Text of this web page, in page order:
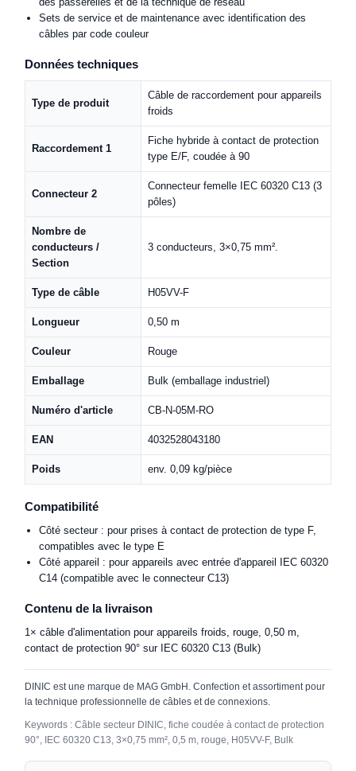
Sets de service et de maintenance avec identification des
câbles par code couleur
Données techniques
Type de produit
Câble de raccordement pour appareils
froids
Raccordement 1
Fiche hybride à contact de protection
type E/F, coudée à 90
Connecteur 2
Connecteur femelle IEC 60320 C13 (3
pôles)
Nombre de
conducteurs /
Section
3 conducteurs, 3×0,75 mm².
Type de câble H05VV-F
Longueur 0,50 m
Couleur Rouge
Emballage Bulk (emballage industriel)
Numéro d'article CB-N-05M-RO
EAN 4032528043180
Poids env. 0,09 kg/pièce
Compatibilité
Côté secteur : pour prises à contact de protection de type F,
compatibles avec le type E
Côté appareil : pour appareils avec entrée d'appareil IEC 60320
C14 (compatible avec le connecteur C13)
Contenu de la livraison
1× câble d'alimentation pour appareils froids, rouge, 0,50 m,
contact de protection 90° sur IEC 60320 C13 (Bulk)
DINIC est une marque de MAG GmbH. Confection et assortiment pour
la technique professionnelle de câbles et de connexions.
Keywords : Câble secteur DINIC, fiche coudée à contact de protection
90°, IEC 60320 C13, 3×0,75 mm², 0,5 m, rouge, H05VV-F, Bulk